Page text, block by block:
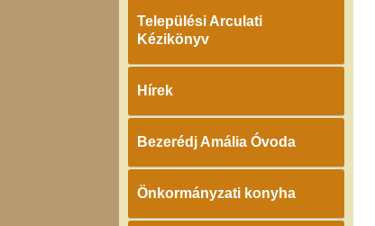
Települési Arculati
Kézikönyv
Hírek
Bezerédj Amália Óvoda
Önkormányzati konyha